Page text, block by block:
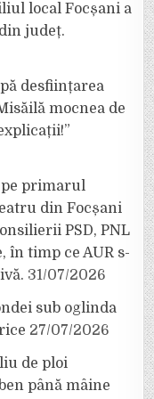
local Focșani a
județ.
desființarea
mocnea de
primarul
din Focșani
PSD, PNL
în timp ce AUR s-
31/07/2026
sub oglinda
27/07/2026
de ploi
până mâine